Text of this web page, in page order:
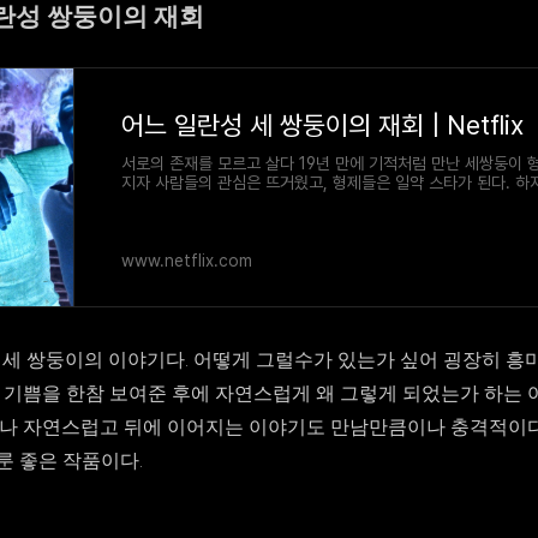
성 쌍둥이의 재회
어느 일란성 세 쌍둥이의 재회 | Netflix
서로의 존재를 모르고 살다 19년 만에 기적처럼 만난 세쌍둥이
지자 사람들의 관심은 뜨거웠고, 형제들은 일약 스타가 된다. 하
www.netflix.com
쌍둥이의 이야기다. 어떻게 그럴수가 있는가 싶어 굉장히 흥
쁨을 한참 보여준 후에 자연스럽게 왜 그렇게 되었는가 하는
자연스럽고 뒤에 이어지는 이야기도 만남만큼이나 충격적이
좋은 작품이다.